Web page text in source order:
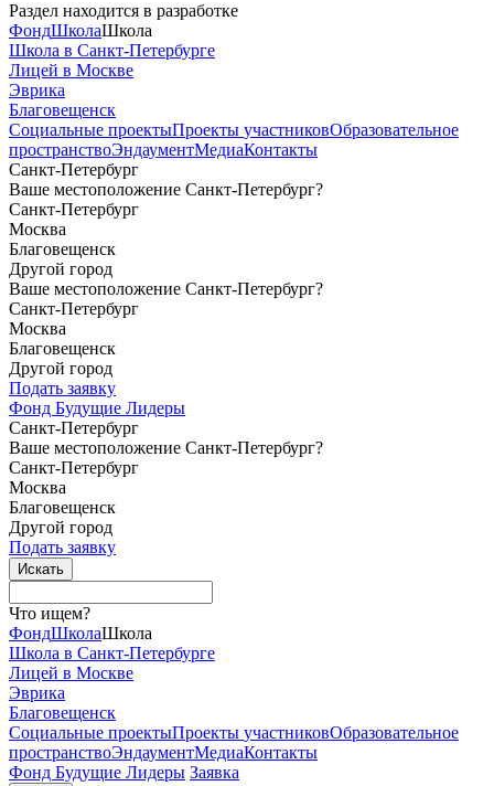
Раздел находится в разработке
ФондШколаШкола
Школа в Санкт-Петербурге
Лицей в Москве
Эврика
Благовещенск
Социальные проектыПроекты участниковОбразовательное
пространствоЭндаументМедиаКонтакты
Санкт-Петербург
Ваше местоположение Санкт-Петербург?
Санкт-Петербург
Москва
Благовещенск
Другой город
Ваше местоположение Санкт-Петербург?
Санкт-Петербург
Москва
Благовещенск
Другой город
Подать заявку
Фонд Будущие Лидеры
Санкт-Петербург
Ваше местоположение Санкт-Петербург?
Санкт-Петербург
Москва
Благовещенск
Другой город
Подать заявку
Что ищем?
ФондШколаШкола
Школа в Санкт-Петербурге
Лицей в Москве
Эврика
Благовещенск
Социальные проектыПроекты участниковОбразовательное
пространствоЭндаументМедиаКонтакты
Фонд Будущие Лидеры Заявка